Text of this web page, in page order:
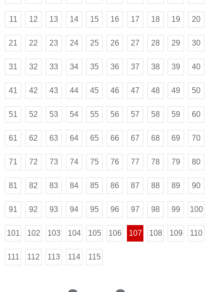
11 12 13 14 15 16 17 18 19 20
21 22 23 24 25 26 27 28 29 30
31 32 33 34 35 36 37 38 39 40
41 42 43 44 45 46 47 48 49 50
51 52 53 54 55 56 57 58 59 60
61 62 63 64 65 66 67 68 69 70
71 72 73 74 75 76 77 78 79 80
81 82 83 84 85 86 87 88 89 90
91 92 93 94 95 96 97 98 99 100
101 102 103 104 105 106 107 108 109 110
111 112 113 114 115